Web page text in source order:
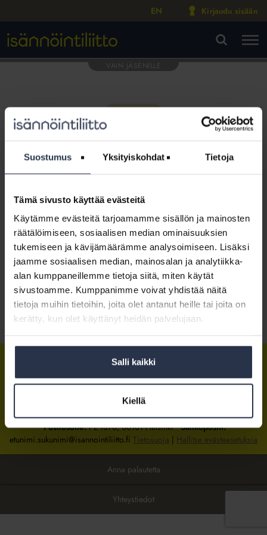
Suostumus Yksityiskohdat Tietoja
Tämä sivusto käyttää evästeitä
Käytämme evästeitä tarjoamamme sisällön ja mainosten
räätälöimiseen, sosiaalisen median ominaisuuksien
tukemiseen ja kävijämäärämme analysoimiseen. Lisäksi
jaamme sosiaalisen median, mainosalan ja analytiikka-
alan kumppaneillemme tietoja siitä, miten käytät
sivustoamme. Kumppanimme voivat yhdistää näitä
tietoja muihin tietoihin, joita olet antanut heille tai joita on
kerätty, kun olet käyttänyt heidän palvelujaan.
Salli kaikki
Kiellä
EN Kirjaudu sisään
Tämä osio on rajattu
Isännöintiliiton jäsenyritysten
henkilökunnalle
Kirjaudu sisään
Tietoa jäsenyydestä
IsännöintiliittoIsännöintiliittoIsännöintiliitto
Isännöintiliiton toimistosijaitsee Hakaniemessä Helsingissä.
Postiosoite:PL 1370, 00101 HelsinkiSähköpostit:
etunimi.sukunimi@isannointiliitto.fi Tietosuoja | Hallitse evästeasetuksia
Anna palautetta
Yhteystiedot